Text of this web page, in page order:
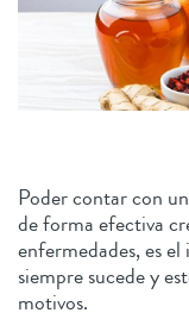
Poder contar con
de forma efectiva
enfermedades, es
siempre sucede y
motivos.